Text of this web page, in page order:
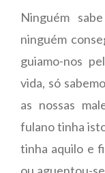
Ninguém
ninguém
guiamo-nos
vida, só
as nossas
fulano tinha
tinha aquilo e